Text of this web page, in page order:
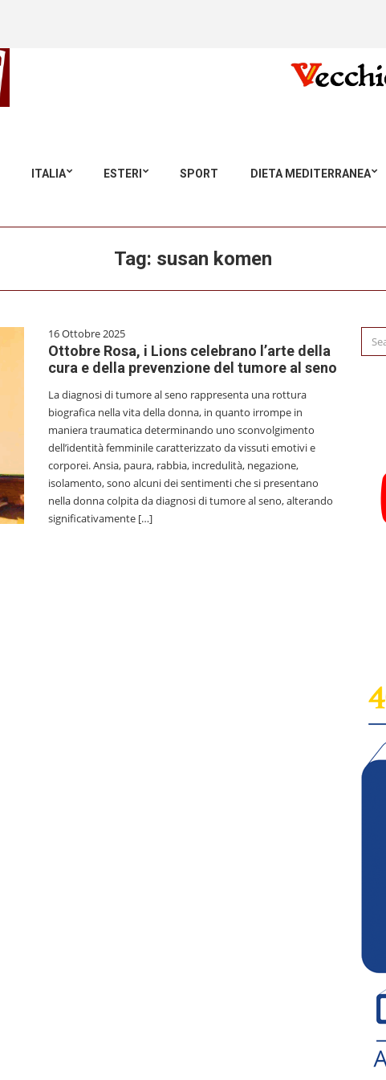
ITALIA ESTERI SPORT DIETA MEDITERRANEA
Tag: susan komen
16 Ottobre 2025
Ottobre Rosa, i Lions celebrano l’arte della
cura e della prevenzione del tumore al seno
La diagnosi di tumore al seno rappresenta una rottura
biografica nella vita della donna, in quanto irrompe in
maniera traumatica determinando uno sconvolgimento
dell’identità femminile caratterizzato da vissuti emotivi e
corporei. Ansia, paura, rabbia, incredulità, negazione,
isolamento, sono alcuni dei sentimenti che si presentano
nella donna colpita da diagnosi di tumore al seno, alterando
significativamente […]
Search
for: